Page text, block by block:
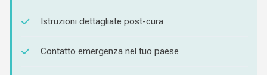
Istruzioni dettagliate post-cura
Contatto emergenza nel tuo paese